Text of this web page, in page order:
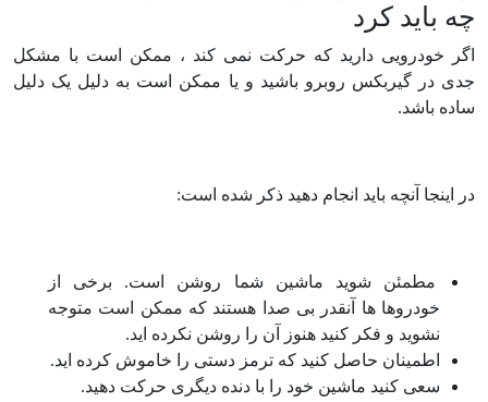
چه باید کرد
اگر خودرویی دارید که حرکت نمی کند ، ممکن است با مشکل
جدی در گیربکس روبرو باشید و یا ممکن است به دلیل یک دلیل
ساده باشد.
در اینجا آنچه باید انجام دهید ذکر شده است:
مطمئن شوید ماشین شما روشن است. برخی از
خودروها ها آنقدر بی صدا هستند که ممکن است متوجه
نشوید و فکر کنید هنوز آن را روشن نکرده اید.
اطمینان حاصل کنید که ترمز دستی را خاموش کرده اید.
سعی کنید ماشین خود را با دنده دیگری حرکت دهید.